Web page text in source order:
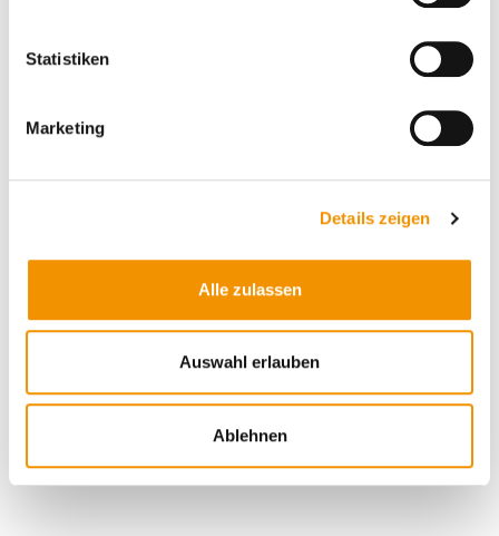
Statistiken
Marketing
Details zeigen
Alle zulassen
Auswahl erlauben
Ablehnen
Bauteilfläche (z.B. mg oder mg/cm²)
Diese Prüfung fällt micht in den Geltungsbereich
unserer Akkreditierung, detaillierte Informationen zum
Eine Übersicht zu chemisch-filmischen Verunreinigungen
finden Sie auch in unsereraktuellen Broschüre.
aus unserem Vertriebsteam weiter.